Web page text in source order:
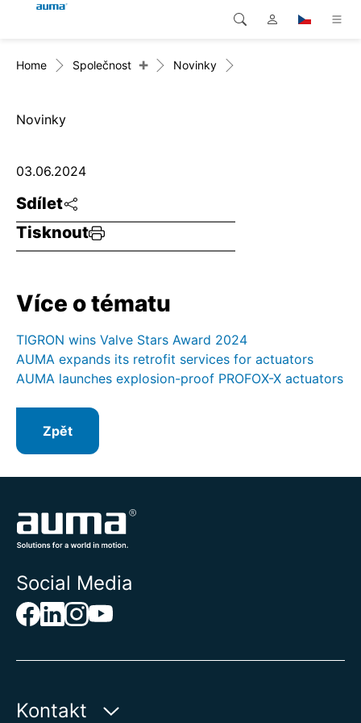
Produkty
Řešení
Servis
Společnost
Global
Evropa
Asie a Pacifik
Severní Amerika
Vyhledávání
Home Společnost + Novinky
Novinky
Sdílet
Tisknout
03.06.2024
Více o tématu
TIGRON wins Valve Stars Award 2024
AUMA expands its retrofit services for actuators
AUMA launches explosion-proof PROFOX-X actuators
Zpět
Social Media
Kontakt